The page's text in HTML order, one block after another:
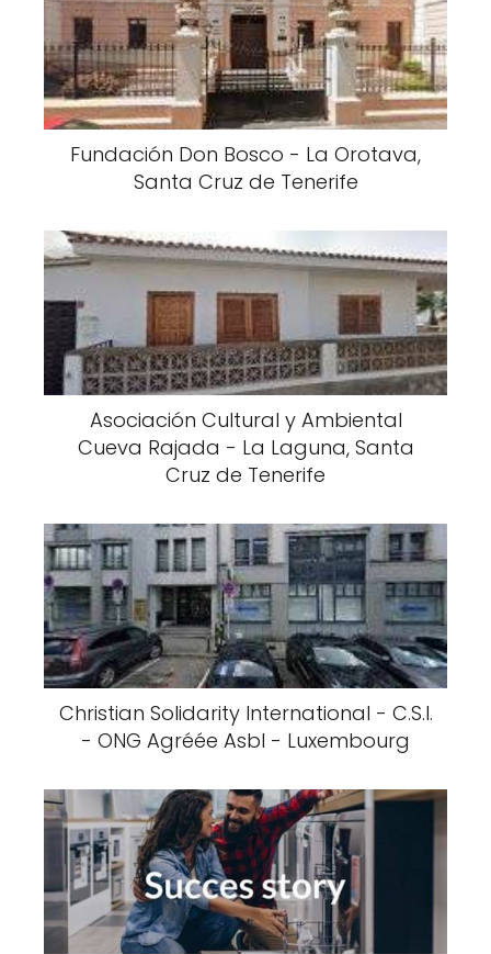
Fundación Don Bosco - La Orotava,
Santa Cruz de Tenerife
Asociación Cultural y Ambiental
Cueva Rajada - La Laguna, Santa
Cruz de Tenerife
Christian Solidarity International - C.S.I.
- ONG Agréée Asbl - Luxembourg